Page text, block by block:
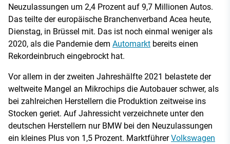
Neuzulassungen um 2,4 Prozent auf 9,7 Millionen Autos.
Das teilte der europäische Branchenverband Acea heute,
Dienstag, in Brüssel mit. Das ist noch einmal weniger als
2020, als die Pandemie dem Automarkt bereits einen
Rekordeinbruch eingebrockt hat.
Vor allem in der zweiten Jahreshälfte 2021 belastete der
weltweite Mangel an Mikrochips die Autobauer schwer, als
bei zahlreichen Herstellern die Produktion zeitweise ins
Stocken geriet. Auf Jahressicht verzeichnete unter den
deutschen Herstellern nur BMW bei den Neuzulassungen
ein kleines Plus von 1,5 Prozent. MarktführerVolkswagen